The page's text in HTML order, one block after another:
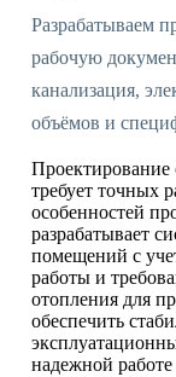
Разрабатываем
рабочую
канализация,
объёмов и
требует точных
особенностей
разрабатывает
помещений с
работы и
отопления для
обеспечить
надежной